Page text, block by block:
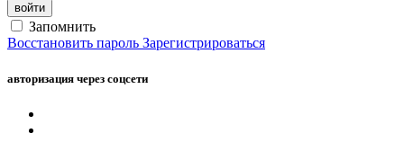
войти
Запомнить
Восстановить пароль Зарегистрироваться
авторизация через соцсети